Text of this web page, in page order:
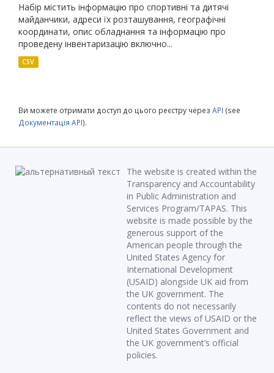
Набір містить інформацію про спортивні та дитячі
майданчики, адреси їх розташування, географічні
координати, опис обладнання та інформацію про
проведену інвентаризацію включно...
CSV
Ви можете отримати доступ до цього реєстру через API (see
Документація API).
The website is created within the
Transparency and Accountability
in Public Administration and
Services Program/TAPAS. This
website is made possible by the
generous support of the
American people through the
United States Agency for
International Development
(USAID) alongside UK aid from
the UK government. The
contents do not necessarily
reflect the views of USAID or the
United States Government and
the UK government’s official
policies.